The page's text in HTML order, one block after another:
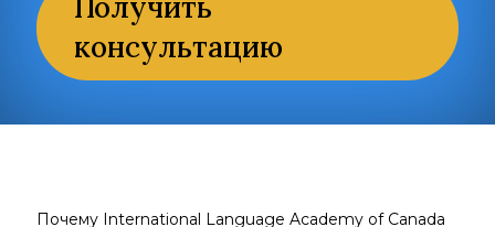
Получить
консультацию
Почему International Language Academy of Canada